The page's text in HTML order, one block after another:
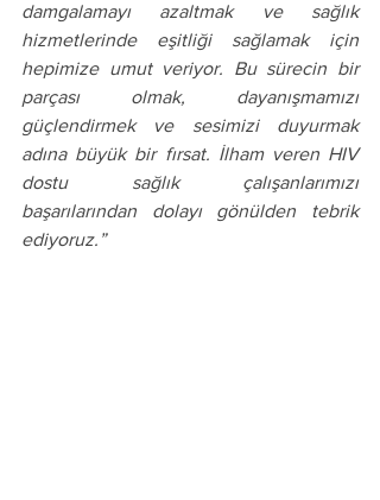
damgalamayı azaltmak ve sağlık
hizmetlerinde eşitliği sağlamak için
hepimize umut veriyor. Bu sürecin bir
parçası olmak, dayanışmamızı
güçlendirmek ve sesimizi duyurmak
adına büyük bir fırsat. İlham veren HIV
dostu sağlık çalışanlarımızı
başarılarından dolayı gönülden tebrik
ediyoruz.”